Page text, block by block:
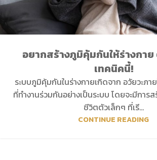
อยากสร้างภูมิคุ้มกันให้ร่างกา
เทคนิคนี้!
ระบบภูมิคุ้มกันในร่างกายเกิดจาก อวัยวะภา
ที่ทำงานร่วมกันอย่างเป็นระบบ โดยจะมีการ
ชีวิตตัวเล็กๆ ที่เรี...
CONTINUE READING